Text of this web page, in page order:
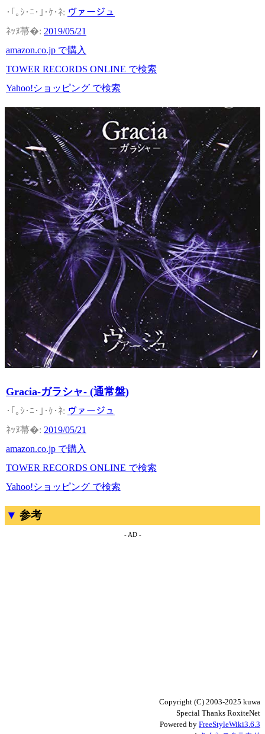
ヴァージュ
2019/05/21
amazon.co.jp で購入
TOWER RECORDS ONLINE で検索
Yahoo!ショッピング で検索
Gracia-ガラシャ- (通常盤)
ヴァージュ
2019/05/21
amazon.co.jp で購入
TOWER RECORDS ONLINE で検索
Yahoo!ショッピング で検索
参考
- AD -
Copyright (C) 2003-2025 kuwa
Special Thanks RoxiteNet
Powered by FreeStyleWiki3.6.3